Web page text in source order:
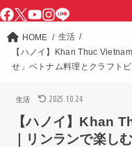
HOME
生活
【ハノイ】Khan Thuc
せ」ベトナム料理とクラフト
生活 2025.10.24
【ハノイ】Khan
｜リンランで楽し